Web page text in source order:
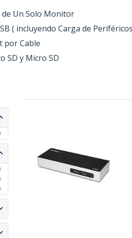
Un Solo Monitor
( incluyendo Carga de Periféricos
por Cable
SD y Micro SD